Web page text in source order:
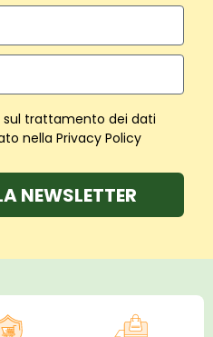
trattamento dei dati
nella Privacy Policy
NEWSLETTER